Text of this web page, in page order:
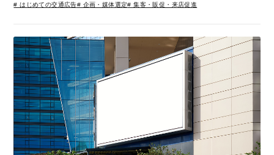
# はじめての交通広告# 企画・媒体選定# 集客・販促・来店促進